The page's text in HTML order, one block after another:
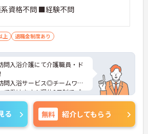
資格不問 ■経験不問
上 退職金制度あり
問入浴介護にて介護職員・ド
問入浴サービス◎チームワー
て働けます！週休2日制でプ
叶います♪
接対策ポイントなど、さら
ますのでお気軽にご相談くだ
る 無料 紹介してもらう